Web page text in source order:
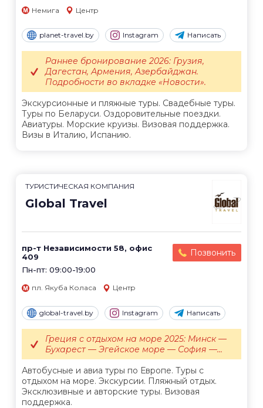
Немига Центр
planet-travel.by Instagram Написать
Экскурсионные и пляжные туры. Свадебные туры.
Туры по Беларуси. Оздоровительные поездки.
Авиатуры. Морские круизы. Визовая поддержка.
Визы в Италию, Испанию.
Раннее бронирование 2026: Грузия,
Дагестан, Армения, Азербайджан.
Подробности во вкладке «Новости».
ТУРИСТИЧЕСКАЯ КОМПАНИЯ
Global Travel
пр-т Независимости 58, офис
409
Пн-пт: 09:00-19:00
Позвонить
пл. Якуба Коласа Центр
global-travel.by Instagram Написать
Автобусные и авиа туры по Европе. Туры с
отдыхом на море. Экскурсии. Пляжный отдых.
Эксклюзивные и авторские туры. Визовая
поддержка.
Греция с отдыхом на море 2025: Минск —
Бухарест — Эгейское море — София —...